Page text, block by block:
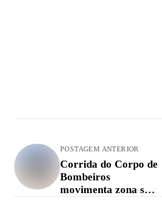
POSTAGEM ANTERIOR
Corrida do Corpo de
Bombeiros
movimenta zona sul